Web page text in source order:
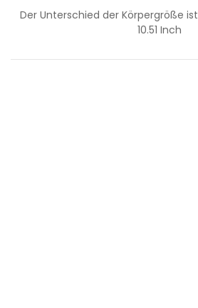
Der Unterschied der Körpergröße ist
10.51 Inch